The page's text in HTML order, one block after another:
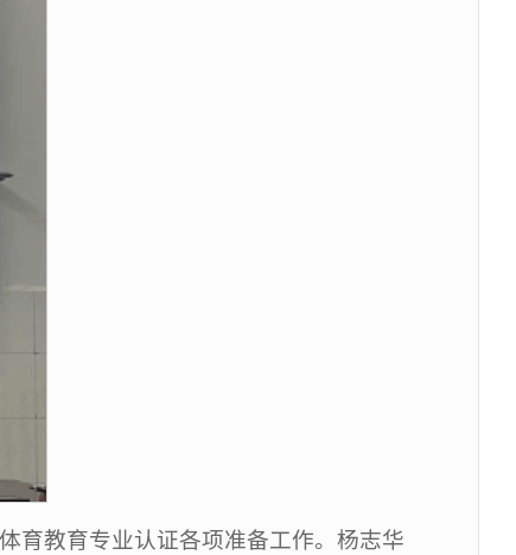
育教育专业认证各项准备工作。杨志华